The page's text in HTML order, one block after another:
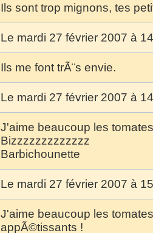
Ils sont trop mignons, tes
Le mardi 27 février 2007 à
Ils me font trÃ¨s envie.
Le mardi 27 février 2007 à
J'aime beaucoup les
Bizzzzzzzzzzzzz
Barbichounette
Le mardi 27 février 2007 à
J'aime beaucoup les
appÃ©tissants !